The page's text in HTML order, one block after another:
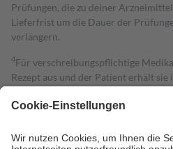
Prüfungen, die zu deiner
Lieferfrist um die Dauer der
verlängern.
4Für verschreibungspflichtige
Rezept aus und der Patient erhält
Kosten dafür, der Versicherte trägt
Grundsätzlich leisten Mitglieder